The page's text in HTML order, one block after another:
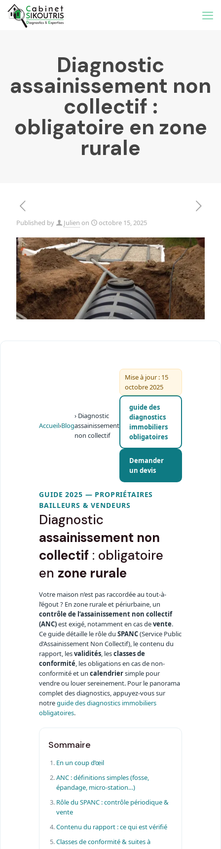
Diagnostic
assainissement non
collectif :
obligatoire en zone
rurale
Published by Julien on octobre 15, 2025
Accueil›Blog
› Diagnostic
assainissement
non collectif
Mise à jour : 15
octobre 2025
guide des
diagnostics
immobiliers
obligatoires
Demander
un devis
GUIDE 2025 — PROPRIÉTAIRES
BAILLEURS & VENDEURS
Diagnostic
assainissement non
collectif : obligatoire
en zone rurale
Votre maison n’est pas raccordée au tout-à-
l’égout ? En zone rurale et périurbaine, un
contrôle de l’assainissement non collectif
(ANC)est exigé, notamment en cas devente.
Ce guide détaille le rôle duSPANC(Service Public
d’Assainissement Non Collectif), le contenu du
rapport, lesvalidités , lesclasses de
conformité , les obligations en cas de non-
conformité et uncalendriersimple pour
vendre ou louer sereinement. Pour le panorama
complet des diagnostics, appuyez-vous sur
notreguide des diagnostics immobiliers
obligatoires.
Sommaire
En un coup d’œil
ANC : définitions simples (fosse,
épandage, micro-station…)
Rôle du SPANC : contrôle périodique &
vente
Contenu du rapport : ce qui est vérifié
Classes de conformité & suites à